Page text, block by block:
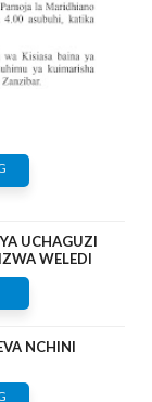
UCHAGUZI
WELEDI
NCHINI